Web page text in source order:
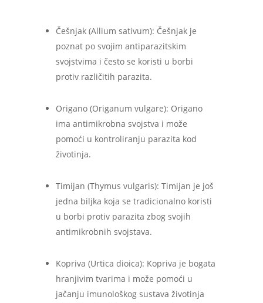
Češnjak (Allium sativum): Češnjak je
poznat po svojim antiparazitskim
svojstvima i često se koristi u borbi
protiv različitih parazita.
Origano (Origanum vulgare): Origano
ima antimikrobna svojstva i može
pomoći u kontroliranju parazita kod
životinja.
Timijan (Thymus vulgaris): Timijan je još
jedna biljka koja se tradicionalno koristi
u borbi protiv parazita zbog svojih
antimikrobnih svojstava.
Kopriva (Urtica dioica): Kopriva je bogata
hranjivim tvarima i može pomoći u
jačanju imunološkog sustava životinja